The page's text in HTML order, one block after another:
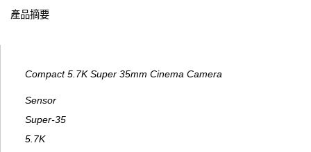
產品摘要
Compact 5.7K Super 35mm Cinema Camera
Sensor
Super-35
5.7K